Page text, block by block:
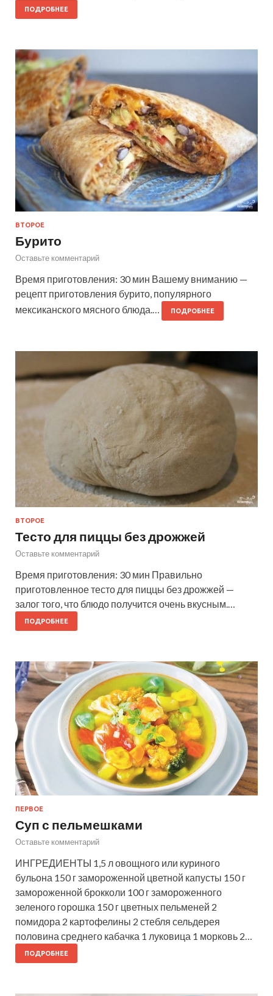
ПОДРОБНЕЕ
ВТОРОЕ
Бурито
Оставьте комментарий
Время приготовления: 30 мин Вашему вниманию —
рецепт приготовления бурито, популярного
мексиканского мясного блюда.…
ПОДРОБНЕЕ
ВТОРОЕ
Тесто для пиццы без дрожжей
Оставьте комментарий
Время приготовления: 30 мин Правильно
приготовленное тесто для пиццы без дрожжей —
залог того, что блюдо получится очень вкусным.…
ПОДРОБНЕЕ
ПЕРВОЕ
Суп с пельмешками
Оставьте комментарий
ИНГРЕДИЕНТЫ 1,5 л овощного или куриного
бульона 150 г замороженной цветной капусты 150 г
замороженной брокколи 100 г замороженного
зеленого горошка 150 г цветных пельменей 2
помидора 2 картофелины 2 стебля сельдерея
половина среднего кабачка 1 луковица 1 морковь 2…
ПОДРОБНЕЕ